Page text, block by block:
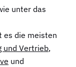
unter das
es die meisten
und Vertrieb,
und